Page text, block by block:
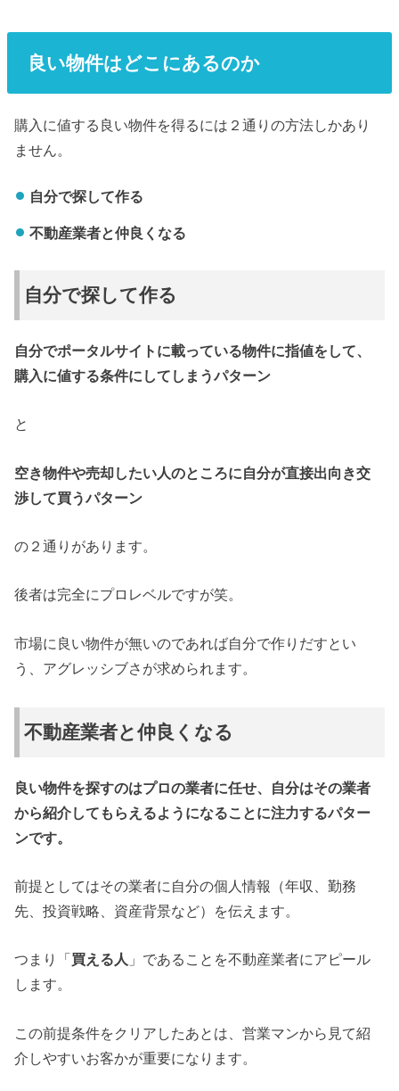
良い物件はどこにあるのか
購入に値する良い物件を得るには２通りの方法しかあり
ません。
自分で探して作る
不動産業者と仲良くなる
自分で探して作る
自分でポータルサイトに載っている物件に指値をして、
購入に値する条件にしてしまうパターン
と
空き物件や売却したい人のところに自分が直接出向き交
渉して買うパターン
の２通りがあります。
後者は完全にプロレベルですが笑。
市場に良い物件が無いのであれば自分で作りだすとい
う、アグレッシブさが求められます。
不動産業者と仲良くなる
良い物件を探すのはプロの業者に任せ、自分はその業者
から紹介してもらえるようになることに注力するパター
ンです。
前提としてはその業者に自分の個人情報（年収、勤務
先、投資戦略、資産背景など）を伝えます。
つまり「 買える人 」であることを不動産業者にアピール
します。
この前提条件をクリアしたあとは、営業マンから見て紹
介しやすいお客かが重要になります。